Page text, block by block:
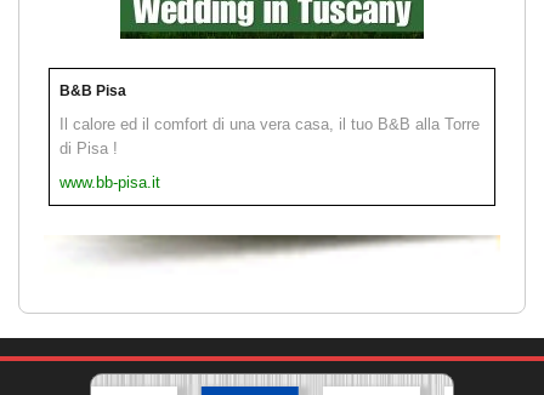
B&B Pisa
Il calore ed il comfort di una vera casa, il tuo B&B alla Torre
di Pisa !
www.bb-pisa.it